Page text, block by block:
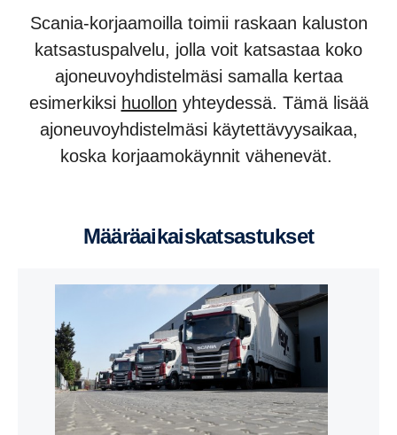
Scania-korjaamoilla toimii raskaan kaluston
katsastuspalvelu, jolla voit katsastaa koko
ajoneuvoyhdistelmäsi samalla kertaa
esimerkiksi huollon yhteydessä. Tämä lisää
ajoneuvoyhdistelmäsi käytettävyysaikaa,
koska korjaamokäynnit vähenevät.
Määrä­ai­kais­kat­sas­tukset